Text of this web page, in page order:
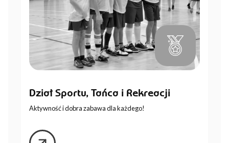
Dział Sportu, Tańca i Rekreacji
Aktywność i dobra zabawa dla każdego!